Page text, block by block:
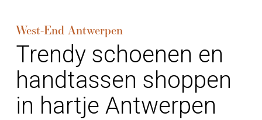
West-End Antwerpen
Trendy schoenen en
handtassen shoppen
in hartje Antwerpen